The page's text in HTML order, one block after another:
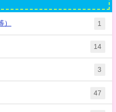
） 1
14
3
47